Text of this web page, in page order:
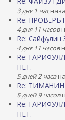
3 дня 1 час
Re:
4 дня 11 часов
Re: Сайфулин
4 дня 11 часов
Re:
НЕТ.
5 дней 2 часа
Re:
5 дней 9 часов
Re:
НЕТ.